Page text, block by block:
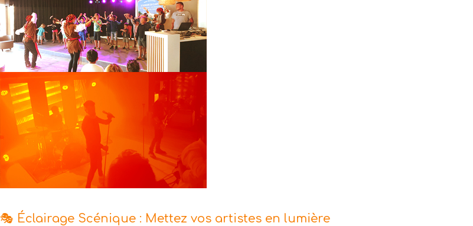
🎭 Éclairage Scénique : Mettez vos artistes en lumière